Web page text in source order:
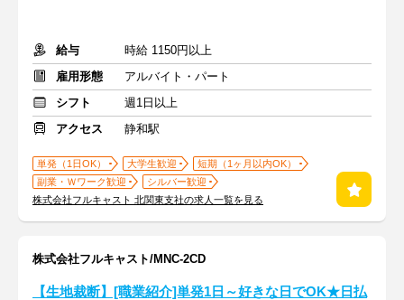
給与
時給 1150円以上
雇用形態
アルバイト・パート
シフト
週1日以上
アクセス
静和駅
単発（1日OK） 大学生歓迎
短期（1ヶ月以内OK）
副業・Ｗワーク歓迎
シルバー歓迎
株式会社フルキャスト 北関東支社の求人一覧を見る
株式会社フルキャスト/MNC-2CD
【生地裁断】[職業紹介]単発1日～好きな日でOK★日払